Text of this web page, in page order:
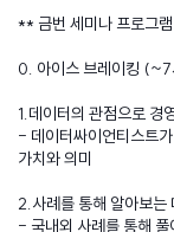
** 금번 세미나 프로그
0. 아이스 브레이킹 (~7
1.데이터의 관점으로
- 데이터싸이언티스트
가치와 의미
2.사례를 통해 알아보
- 국내외 사례를 통해